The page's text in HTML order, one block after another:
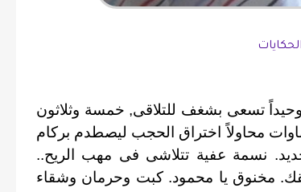
تسعى بشغف للتلاقى, خمسة وثلاثون
محاولاً اختراق الحجب ليصطدم بركام
نسمة عفية تتلاشى فى مهب الريح..
مخنوق يا محمود. كبت وحرمان وشقاء